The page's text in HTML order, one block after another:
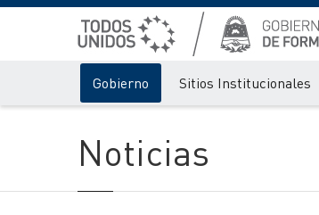
Gobierno Sitios Institucionales
Noticias